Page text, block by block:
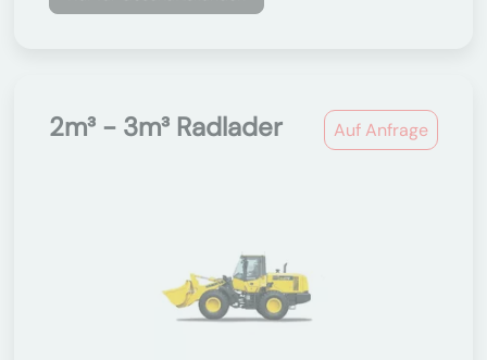
Auf Anfrage
2m³ - 3m³ Radlader